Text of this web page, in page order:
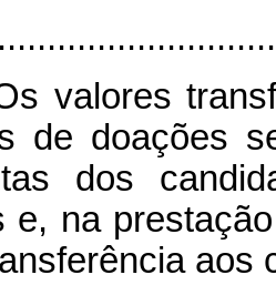
valores
de doações
dos
e, na
aos